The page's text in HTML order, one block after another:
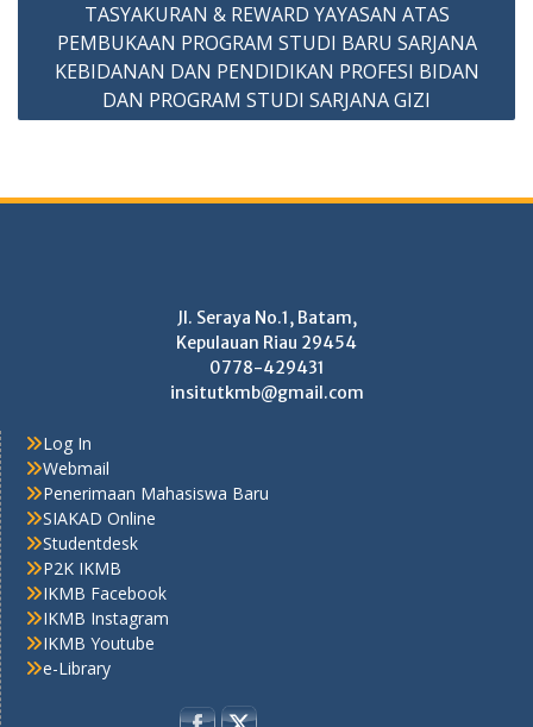
TASYAKURAN & REWARD YAYASAN ATAS
PEMBUKAAN PROGRAM STUDI BARU SARJANA
KEBIDANAN DAN PENDIDIKAN PROFESI BIDAN
DAN PROGRAM STUDI SARJANA GIZI
Jl. Seraya No.1, Batam,
Kepulauan Riau 29454
0778-429431
insitutkmb@gmail.com
Log In
Webmail
Penerimaan Mahasiswa Baru
SIAKAD Online
Studentdesk
P2K IKMB
IKMB Facebook
IKMB Instagram
IKMB Youtube
e-Library